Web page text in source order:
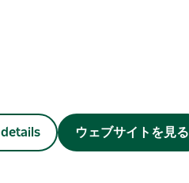
ウェブサイトを見る